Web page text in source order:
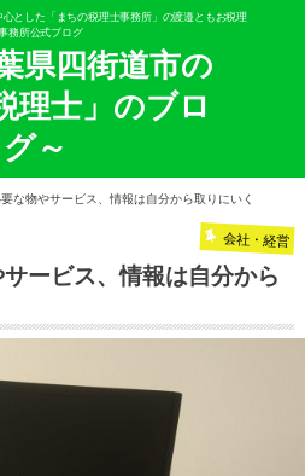
とした「まちの税理士事務所」の渡邉ともお税理
務所公式ブログ
県四街道市の
理士」のブロ
グ～
な物やサービス、情報は自分から取りにいく
会社・経営
ービス、情報は自分から